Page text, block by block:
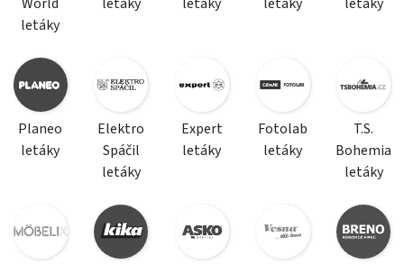
letáky
Planeo
letáky
Elektro
Spáčil
letáky
Expert
letáky
Fotolab
letáky
T.S.
Bohemia
letáky